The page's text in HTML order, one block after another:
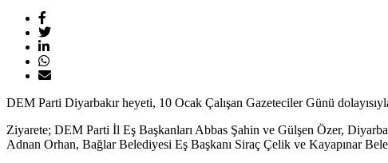
DEM Parti Diyarbakır heyeti, 10 Ocak Çalışan Gazeteciler Günü
Ziyarete; DEM Parti İl Eş Başkanları Abbas Şahin ve Gülşen Özer,
Adnan Orhan, Bağlar Belediyesi Eş Başkanı Siraç Çelik ve Kayapınar